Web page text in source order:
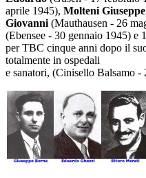
aprile 1945), Molteni Giuseppe
Giovanni (Mauthausen - 26
(Ebensee - 30 gennaio 1945) e
per TBC cinque anni dopo il
totalmente in ospedali
e sanatori, (Cinisello Balsamo -